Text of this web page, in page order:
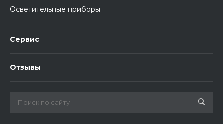
Осветительные приборы
Сервис
Отзывы